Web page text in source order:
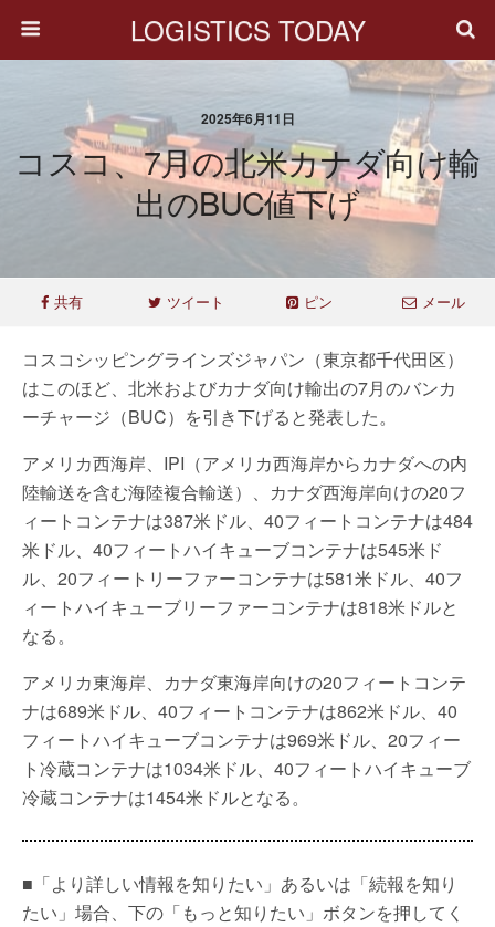
LOGISTICS TODAY
2025年6月11日
コスコ、7月の北米カナダ向け輸
出のBUC値下げ
共有 ツイート ピン メール
コスコシッピングラインズジャパン（東京都千代田区）
はこのほど、北米およびカナダ向け輸出の7月のバンカ
ーチャージ（BUC）を引き下げると発表した。
アメリカ西海岸、IPI（アメリカ西海岸からカナダへの内
陸輸送を含む海陸複合輸送）、カナダ西海岸向けの20フ
ィートコンテナは387米ドル、40フィートコンテナは484
米ドル、40フィートハイキューブコンテナは545米ド
ル、20フィートリーファーコンテナは581米ドル、40フ
ィートハイキューブリーファーコンテナは818米ドルと
なる。
アメリカ東海岸、カナダ東海岸向けの20フィートコンテ
ナは689米ドル、40フィートコンテナは862米ドル、40
フィートハイキューブコンテナは969米ドル、20フィー
ト冷蔵コンテナは1034米ドル、40フィートハイキューブ
冷蔵コンテナは1454米ドルとなる。
■「より詳しい情報を知りたい」あるいは「続報を知り
たい」場合、下の「もっと知りたい」ボタンを押してく